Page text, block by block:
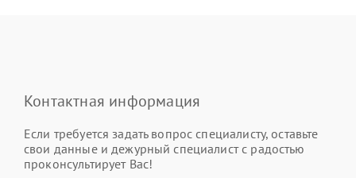
Контактная информация
Если требуется задать вопрос специалисту, оставьте
свои данные и дежурный специалист с радостью
проконсультирует Вас!